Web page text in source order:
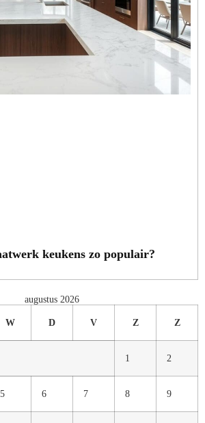
keukens zo populair?
augustus 2026
W D V Z Z
1 2
5 6 7 8 9